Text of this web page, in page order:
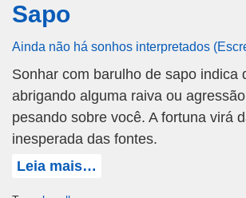
Sapo
Ainda não há sonhos interpretados
Sonhar com barulho de sapo indica
abrigando alguma raiva ou
pesando sobre você. A fortuna virá
inesperada das fontes.
Leia mais…